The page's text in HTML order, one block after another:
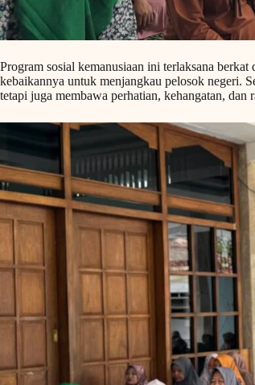
Program sosial kemanusiaan ini terlaksana
kebaikannya untuk menjangkau pelosok negeri.
tetapi juga membawa perhatian, kehangatan, dan